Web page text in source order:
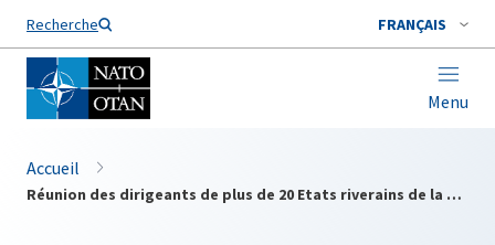
Recherche FRANÇAIS
Menu
Nom de famille*
Accueil
Réunion des dirigeants de plus de 20 Etats riverains de la mer Noire et de la mer Baltique